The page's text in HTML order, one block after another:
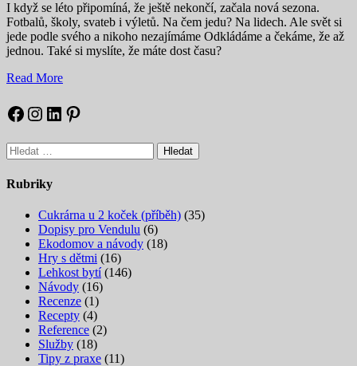
I když se léto připomíná, že ještě nekončí, začala nová sezona.
Fotbalů, školy, svateb i výletů. Na čem jedu? Na lidech. Ale svět si
jede podle svého a nikoho nezajímáme Odkládáme a čekáme, že až
jednou. Také si myslíte, že máte dost času?
Read More
Facebook
Instagram
LinkedIn
Pinterest
Vyhledávání
Rubriky
Cukrárna u 2 koček (příběh) (35)
Dopisy pro Vendulu (6)
Ekodomov a návody (18)
Hry s dětmi (16)
Lehkost bytí(146)
Návody (16)
Recenze (1)
Recepty (4)
Reference (2)
Služby (18)
Tipy z praxe (11)